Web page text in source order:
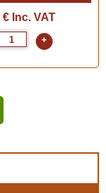
€ Inc. VAT
+